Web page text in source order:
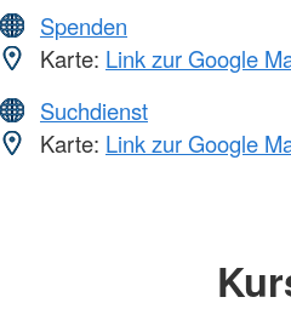
Spenden
Karte: Link zur Google
Suchdienst
Karte: Link zur Google